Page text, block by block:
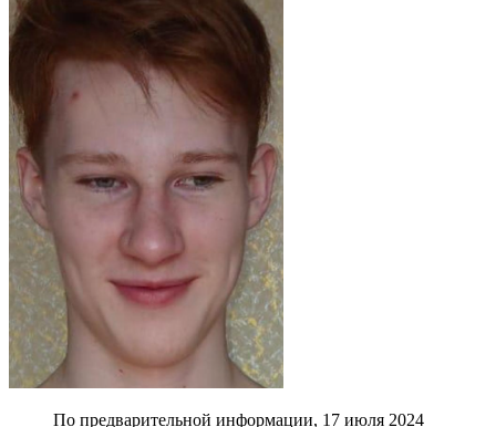
По предварительной информации, 17 июля 2024